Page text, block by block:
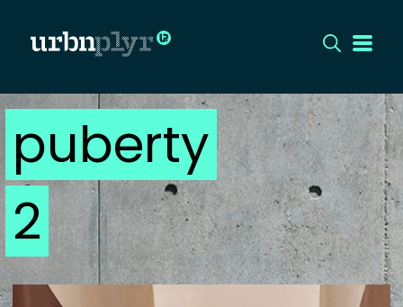
CÍMLAP
DIZÁJN
DIVAT
HIP
puberty
2